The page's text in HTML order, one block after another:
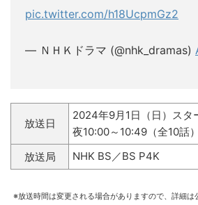
pic.twitter.com/h18UcpmGz2
— ＮＨＫドラマ (@nhk_dramas)
放送日
2024年9月1日（日）スタ
夜10:00～10:49（全10話）
放送局
NHK BS／BS P4K
※放送時間は変更される場合がありますので、詳細は